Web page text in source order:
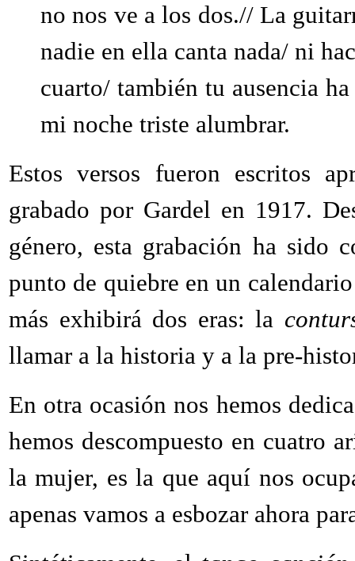
no nos ve a los dos.// La
nadie en ella canta nada/ ni
cuarto/ también tu ausencia
mi noche triste alumbrar.
Estos versos fueron escritos
grabado por Gardel en 1917.
género, esta grabación ha sido
punto de quiebre en un
más exhibirá dos eras: la
llamar a la historia y a la pre-
En otra ocasión nos hemos
hemos descompuesto en cuatro
la mujer, es la que aquí nos
apenas vamos a esbozar ahora